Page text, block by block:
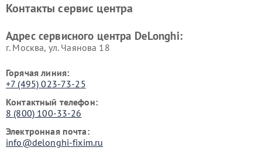
DeLonghi
DeLonghi
Контакты сервис центра
Адрес сервисного центра DeLonghi:
г. Москва, ул. Чаянова 18
Горячая линия:
+7 (495) 023-73-25
Контактный телефон:
8 (800) 100-33-26
Электронная почта:
info@delonghi-fixim.ru